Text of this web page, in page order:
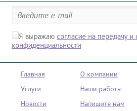
Я выражаю согласие на передачу
конфиденциальности
Главная
О компании
Услуги
Наши работы
Новости
Напишите нам